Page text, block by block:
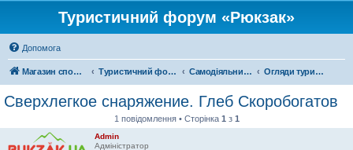
Туристичний форум «Рюкзак»
Допомога
Магазин спорядження Туристичний форум «Рюкзак» Самодіяльний туризм Огляди туристичного спорядження
Сверхлегкое снаряжение. Глеб Скоробогатов
1 повідомлення • Сторінка 1 з 1
Admin
Адміністратор